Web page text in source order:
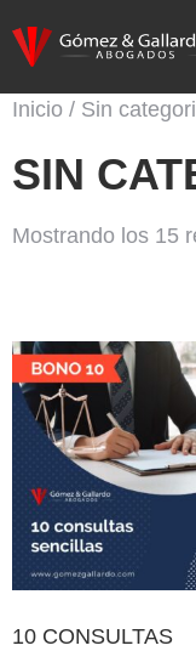
Inicio / Sin
SIN
Mostrando los 15
10 CONSULTAS